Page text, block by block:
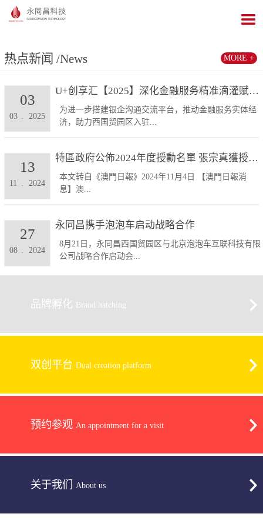
热点新闻 /News
U+创享汇【2025】深化金融服务精准滴灌赋能发展...
为进一步搭建银企沟通交流平台，推动金融服务实体经
济，助力西国贸园区入驻...
03 2025
03
特區政府公佈2024年度授勳名單 張宗真獲授予專業...
本文转自《澳門日報》2024年11月4日 【澳門日報消
息】澳...
11 2024
13
永同昌携手泡泡车启动战略合作
8月21日，永同昌西国贸园区与北京泡泡车互联科技有限
公司战略合作启动会...
08 . 2024
27
MORE +
品牌孵化 Brand hatching
双创平台 Dual creation platform
预约参观 An appointment for a visit
关于我们 About us